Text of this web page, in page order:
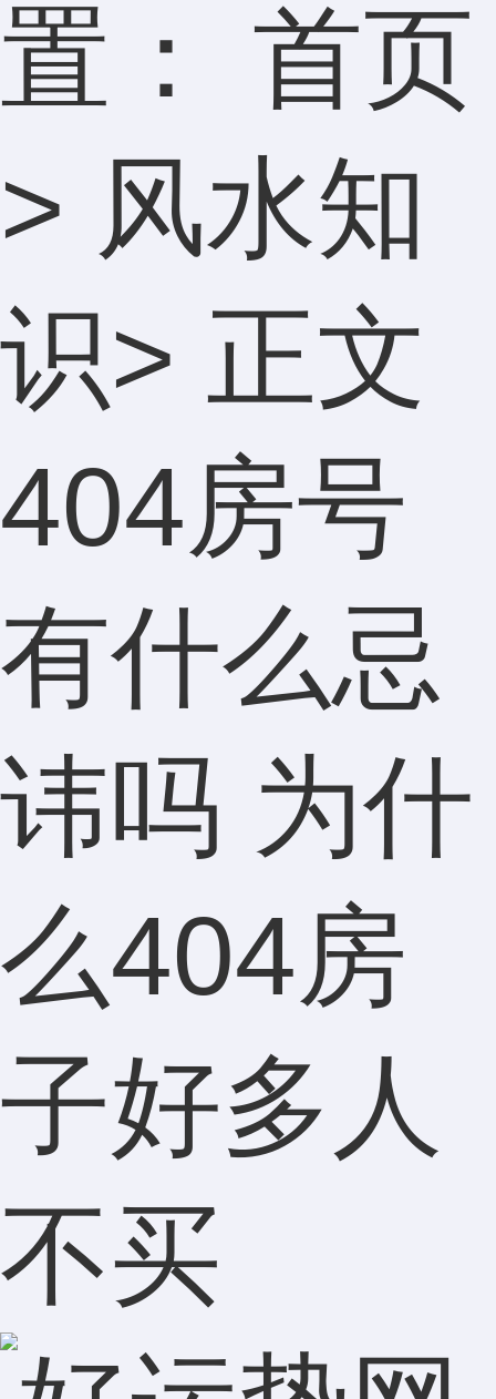
置： 首页
> 风水知
识> 正文
404房号
有什么忌
讳吗 为什
么404房
子好多人
不买